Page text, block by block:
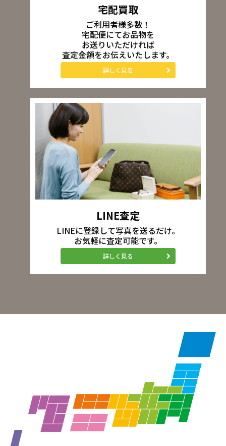
宅配買取
ご利用者様多数！
宅配便にてお品物を
お送りいただければ
査定金額をお伝えいたします。
詳しく見る
LINE査定
LINEに登録して写真を送るだけ。
お気軽に査定可能です。
詳しく見る